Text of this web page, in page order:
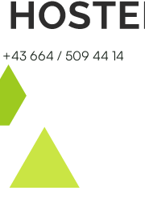
+43 664 / 509 44 14